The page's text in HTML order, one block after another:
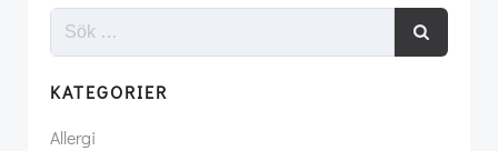
KATEGORIER
Allergi